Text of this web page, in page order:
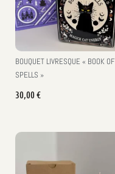
BOUQUET LIVRESQUE « BOOK OF
SPELLS »
30,00 €